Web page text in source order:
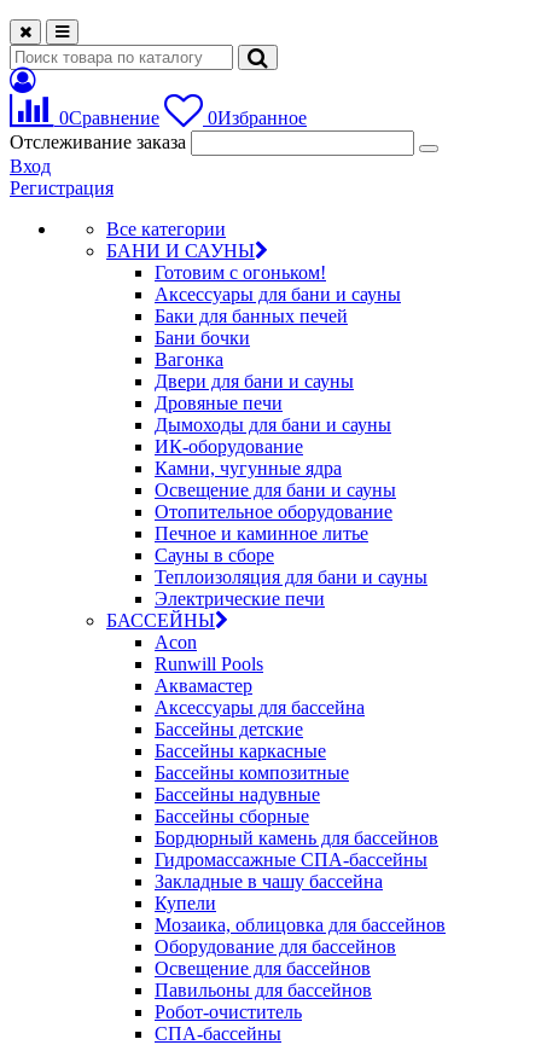
0Сравнение 0Избранное
Отслеживание заказа
Вход
Регистрация
Все категории
БАНИ И САУНЫ
Готовим с огоньком!
Аксессуары для бани и сауны
Баки для банных печей
Бани бочки
Вагонка
Двери для бани и сауны
Дровяные печи
Дымоходы для бани и сауны
ИК-оборудование
Камни, чугунные ядра
Освещение для бани и сауны
Отопительное оборудование
Печное и каминное литье
Сауны в сборе
Теплоизоляция для бани и сауны
Электрические печи
БАССЕЙНЫ
Acon
Runwill Pools
Аквамастер
Аксессуары для бассейна
Бассейны детские
Бассейны каркасные
Бассейны композитные
Бассейны надувные
Бассейны сборные
Бордюрный камень для бассейнов
Гидромассажные СПА-бассейны
Закладные в чашу бассейна
Купели
Мозаика, облицовка для бассейнов
Оборудование для бассейнов
Освещение для бассейнов
Павильоны для бассейнов
Робот-очиститель
СПА-бассейны